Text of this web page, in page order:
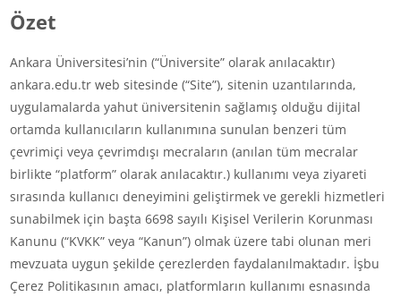
Özet
Ankara Üniversitesi’nin (“Üniversite” olarak anılacaktır)
ankara.edu.tr web sitesinde (“Site”), sitenin uzantılarında,
uygulamalarda yahut üniversitenin sağlamış olduğu dijital
ortamda kullanıcıların kullanımına sunulan benzeri tüm
çevrimiçi veya çevrimdışı mecraların (anılan tüm mecralar
birlikte “platform” olarak anılacaktır.) kullanımı veya ziyareti
sırasında kullanıcı deneyimini geliştirmek ve gerekli hizmetleri
sunabilmek için başta 6698 sayılı Kişisel Verilerin Korunması
Kanunu (“KVKK” veya “Kanun”) olmak üzere tabi olunan meri
mevzuata uygun şekilde çerezlerden faydalanılmaktadır. İşbu
Çerez Politikasının amacı, platformların kullanımı esnasında